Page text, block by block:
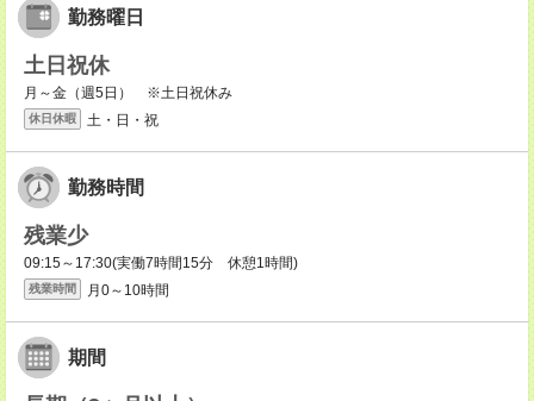
勤務曜日
土日祝休
月～金（週5日） ※土日祝休み
休日休暇 土・日・祝
勤務時間
残業少
09:15～17:30(実働7時間15分 休憩1時間)
残業時間 月0～10時間
期間